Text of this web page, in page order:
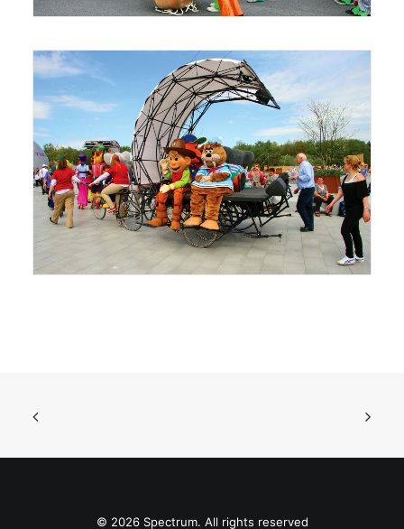
© 2026 Spectrum. All rights reserved